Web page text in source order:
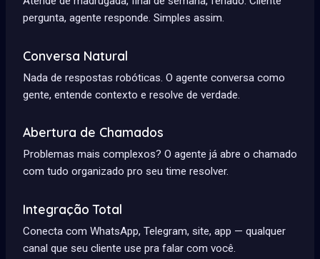
pergunta, agente responde. Simples assim.
Conversa Natural
Nada de respostas robóticas. O agente conversa como
gente, entende contexto e resolve de verdade.
Abertura de Chamados
Problemas mais complexos? O agente já abre o chamado
com tudo organizado pro seu time resolver.
Integração Total
Conecta com WhatsApp, Telegram, site, app — qualquer
canal que seu cliente use pra falar com você.